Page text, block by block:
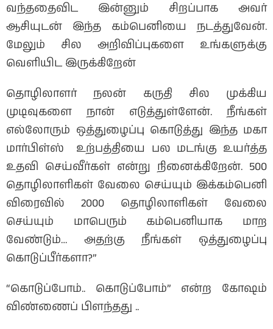
வந்ததைவிட இன்னும் சிறப்பாக அவர்
ஆசியுடன் இந்த கம்பெனியை நடத்துவேன்.
மேலும் சில அறிவிப்புகளை உங்களுக்கு
வெளியிட இருக்கிறேன்
தொழிலாளர் நலன் கருதி சில முக்கிய
முடிவுகளை நான் எடுத்துள்ளேன். நீங்கள்
எல்லோரும் ஒத்துழைப்பு கொடுத்து இந்த மகா
மார்பிள்ஸ் உற்பத்தியை பல மடங்கு உயர்த்த
உதவி செய்வீர்கள் என்று நினைக்கிறேன். 500
தொழிலாளிகள் வேலை செய்யும் இக்கம்பெனி
விரைவில் 2000 தொழிலாளிகள் வேலை
செய்யும் மாபெரும் கம்பெனியாக மாற
வேண்டும்… அதற்கு நீங்கள் ஒத்துழைப்பு
கொடுப்பீர்களா?”
“கொடுப்போம்.. கொடுப்போம்” என்ற கோஷம்
விண்ணைப் பிளந்தது ..